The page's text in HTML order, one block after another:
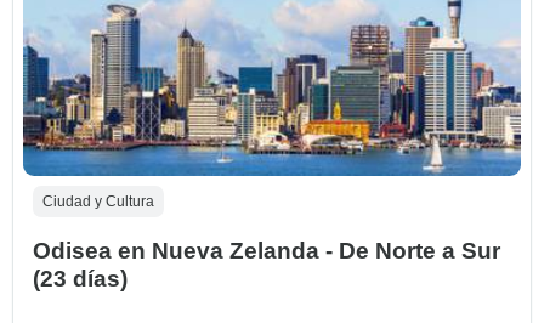
Ciudad y Cultura
Odisea en Nueva Zelanda - De Norte a Sur
(23 días)